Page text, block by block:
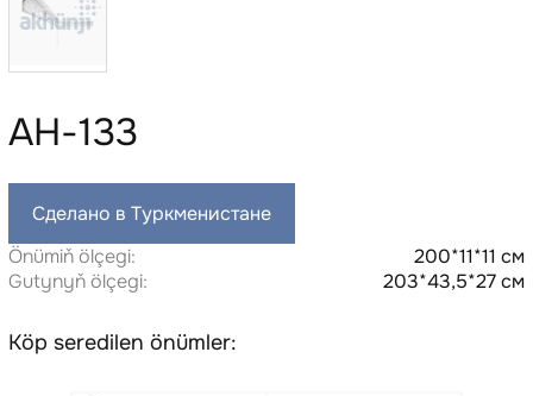
AH-133
Сделано в Туркменистане
Önümiň ölçegi:
200*11*11 см
Gutynyň ölçegi:
203*43,5*27 см
Köp seredilen önümler: